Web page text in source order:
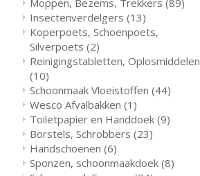
Insectenverdelgers (13)
Koperpoets, Schoenpoets,
Silverpoets (2)
Reinigingstabletten, Oplosmiddelen
(10)
Schoonmaak Vloeistoffen (44)
Wesco Afvalbakken (1)
Toiletpapier en Handdoek (9)
Borstels, Schrobbers (23)
Handschoenen (6)
Sponzen, schoonmaakdoek (8)